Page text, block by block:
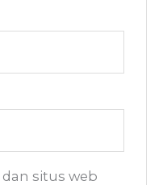
situs web